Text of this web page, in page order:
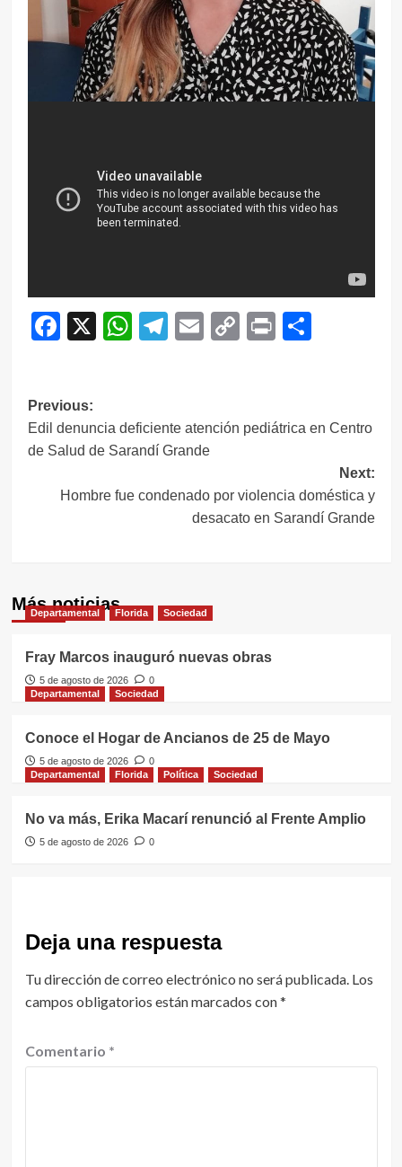
Facebook
X WhatsApp
Telegram
EmailCopy
Print
Navegación
de
Previous:
Edil denuncia deficiente atención pediátrica en Centro
de Salud de Sarandí Grande
Next:
Hombre fue condenado por violencia doméstica y
desacato en Sarandí Grande
Más noticias
Departamental Florida Sociedad
Fray Marcos inauguró nuevas obras
5 de agosto de 2026
0
Departamental
Sociedad
Conoce el Hogar de Ancianos de 25 de Mayo
5 de agosto de 2026
0
Departamental
Florida Política Sociedad
No va más, Erika Macarí renunció al Frente Amplio
5 de agosto de 2026 0
Deja una respuesta
Tu dirección de correo electrónico no será publicada. Los
campos obligatorios están marcados con*
Comentario *